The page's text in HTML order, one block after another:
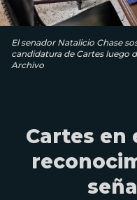
El senador Natalicio Chase
candidatura de Cartes luego
Archivo
Cartes en